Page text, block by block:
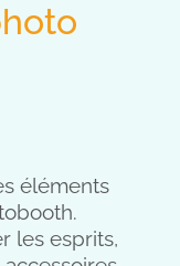
éléments
les esprits,